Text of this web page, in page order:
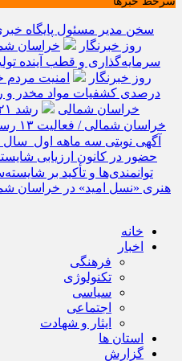
سخن مدیر مسئول پایگاه
روز خبرنگار
خراسان
سرمایه‌گذاری و قطب آینده
روز خبرنگار
خراسان شمالی
خراسان شمالی / فعالیت ۱۳ رسانه جدید در ۴ ماه نخست سال
آگهی نوبتی سه ماهه اول سال ۱۴۰۵ حوزه ثبتی جاجرم
حضور در کانون ارزیابی
توانمندی‌ها و تأکید بر
هنری «نسل امید» در خراسان
خانه
اخبار
فرهنگی
تکنولوژی
سیاسی
اجتماعی
ایثار و شهادت
استان ها
گزارش